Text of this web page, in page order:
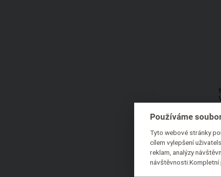
Používáme
Tyto webové stránky
cílem vylepšení
reklam, analýzy
návštěvnosti.Kompletní